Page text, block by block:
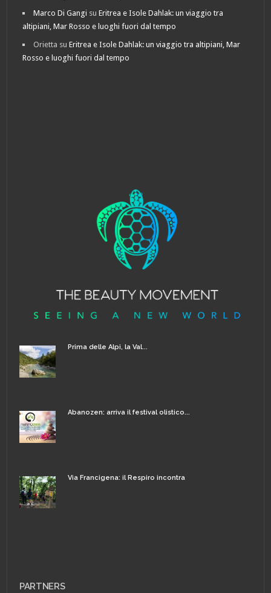
Marco Di Gangi suEritrea e Isole Dahlak: un viaggio tra
altipiani, Mar Rosso e luoghi fuori dal tempo
Orietta suEritrea e Isole Dahlak: un viaggio tra altipiani, Mar
Rosso e luoghi fuori dal tempo
Prima delle Alpi, la Val...
Abanozen: arriva il festival olistico...
Via Francigena: il Respiro incontra
PARTNERS